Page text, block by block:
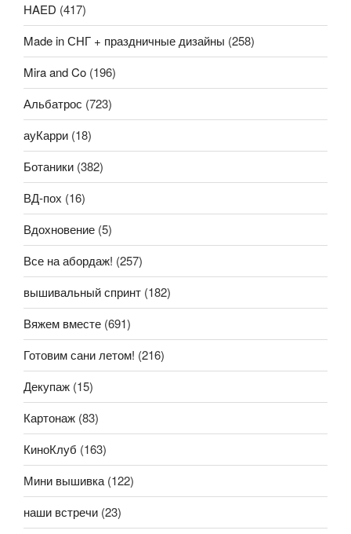
HAED (417)
Made in СНГ + праздничные дизайны (258)
Mira and Co (196)
Альбатрос (723)
ауКарри (18)
Ботаники (382)
ВД-пох (16)
Вдохновение (5)
Все на абордаж! (257)
вышивальный спринт (182)
Вяжем вместе (691)
Готовим сани летом! (216)
Декупаж (15)
Картонаж (83)
КиноКлуб (163)
Мини вышивка (122)
наши встречи (23)